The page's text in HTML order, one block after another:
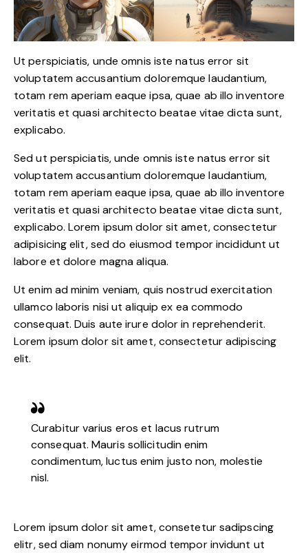
Ut perspiciatis, unde omnis iste natus error sit
voluptatem accusantium doloremque laudantium,
totam rem aperiam eaque ipsa, quae ab illo inventore
veritatis et quasi architecto beatae vitae dicta sunt,
explicabo.
Sed ut perspiciatis, unde omnis iste natus error sit
voluptatem accusantium doloremque laudantium,
totam rem aperiam eaque ipsa, quae ab illo inventore
veritatis et quasi architecto beatae vitae dicta sunt,
explicabo. Lorem ipsum dolor sit amet, consectetur
adipisicing elit, sed do eiusmod tempor incididunt ut
labore et dolore magna aliqua.
Ut enim ad minim veniam, quis nostrud exercitation
ullamco laboris nisi ut aliquip ex ea commodo
consequat. Duis aute irure dolor in reprehenderit.
Lorem ipsum dolor sit amet, consectetur adipiscing
elit.
Curabitur varius eros et lacus rutrum
consequat. Mauris sollicitudin enim
condimentum, luctus enim justo non, molestie
nisl.
Lorem ipsum dolor sit amet, consetetur sadipscing
elitr, sed diam nonumy eirmod tempor invidunt ut